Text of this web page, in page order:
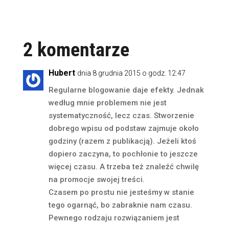
2 komentarze
Hubert dnia 8 grudnia 2015 o godz. 12:47
Regularne blogowanie daje efekty. Jednak
według mnie problemem nie jest
systematyczność, lecz czas. Stworzenie
dobrego wpisu od podstaw zajmuje około
godziny (razem z publikacją). Jeżeli ktoś
dopiero zaczyna, to pochłonie to jeszcze
więcej czasu. A trzeba też znaleźć chwilę
na promocje swojej treści.
Czasem po prostu nie jesteśmy w stanie
tego ogarnąć, bo zabraknie nam czasu.
Pewnego rodzaju rozwiązaniem jest